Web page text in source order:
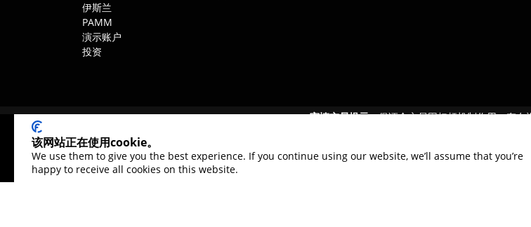
伊斯兰
PAMM
演示账户
投资
隐私政策|Cookie设置 |编辑政策|网站地图
审慎交易提示：保证金交易因杠杆机制作用，存在
这些产品并不适合所有投资者，您应确保充分
该网站正在使用cookie。
We use them to give you the best experience. If you continue using our website, we’ll assume that you’re
happy to receive all cookies on this website.